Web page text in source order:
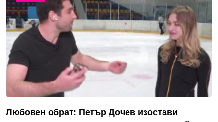
Любовен обрат: Петър Дочев изостави